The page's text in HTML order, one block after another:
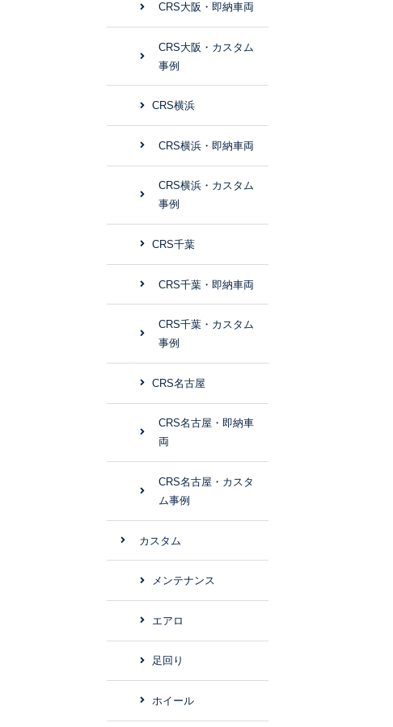
CRS大阪・即納車両
CRS大阪・カスタム
事例
CRS横浜
CRS横浜・即納車両
CRS横浜・カスタム
事例
CRS千葉
CRS千葉・即納車両
CRS千葉・カスタム
事例
CRS名古屋
CRS名古屋・即納車
両
CRS名古屋・カスタ
ム事例
カスタム
メンテナンス
エアロ
足回り
ホイール